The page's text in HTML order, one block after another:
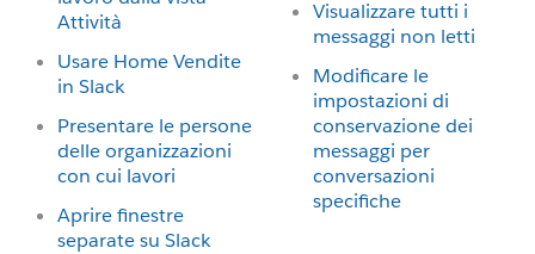
Attività
Usare Home Vendite
in Slack
Presentare le persone
delle organizzazioni
con cui lavori
Aprire finestre
separate su Slack
Visualizzare tutti i
messaggi non letti
Modificare le
impostazioni di
conservazione dei
messaggi per
conversazioni
specifiche